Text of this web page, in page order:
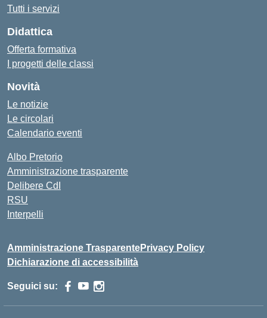
Tutti i servizi
Didattica
Offerta formativa
I progetti delle classi
Novità
Le notizie
Le circolari
Calendario eventi
Albo Pretorio
Amministrazione trasparente
Delibere CdI
RSU
Interpelli
Amministrazione TrasparentePrivacy Policy
Dichiarazione di accessibilità
Seguici su: